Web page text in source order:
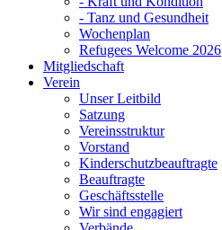
- Tanz und Gesundheit
Wochenplan
Refugees Welcome 2026
Mitgliedschaft
Verein
Unser Leitbild
Satzung
Vereinsstruktur
Vorstand
Kinderschutzbeauftragte
Beauftragte
Geschäftsstelle
Wir sind engagiert